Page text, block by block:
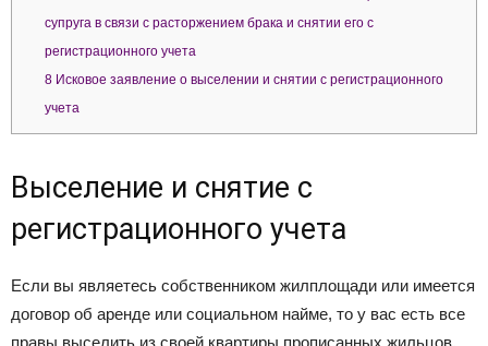
супруга в связи с расторжением брака и снятии его с
регистрационного учета
8 Исковое заявление о выселении и снятии с регистрационного
учета
Выселение и снятие с
регистрационного учета
Если вы являетесь собственником жилплощади или имеется
договор об аренде или социальном найме, то у вас есть все